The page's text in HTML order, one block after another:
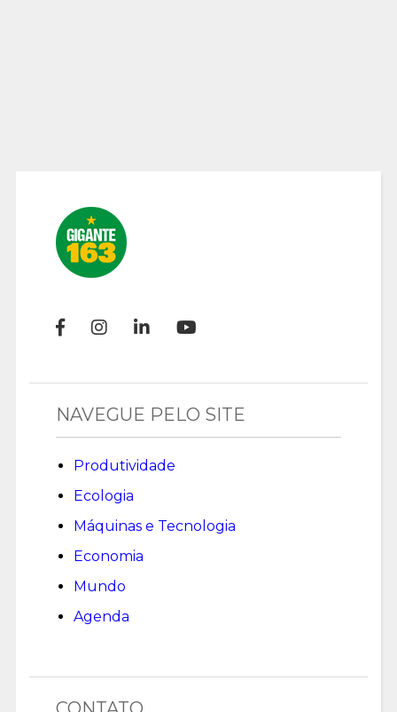
NAVEGUE PELO SITE
Produtividade
Ecologia
Máquinas e Tecnologia
Economia
Mundo
Agenda